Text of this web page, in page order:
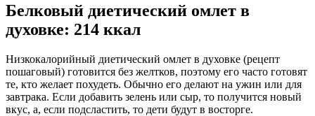
Белковый диетический омлет в
духовке: 214 ккал
Низкокалорийный диетический омлет в духовке (рецепт
пошаговый) готовится без желтков, поэтому его часто готовят
те, кто желает похудеть. Обычно его делают на ужин или для
завтрака. Если добавить зелень или сыр, то получится новый
вкус, а, если подсластить, то дети будут в восторге.